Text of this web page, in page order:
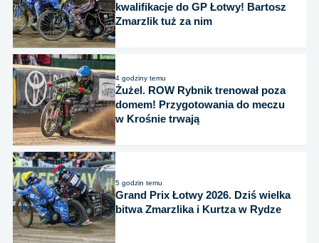
kwalifikacje do GP Łotwy! Bartosz
Zmarzlik tuż za nim
4 godziny temu
Żużel. ROW Rybnik trenował poza
domem! Przygotowania do meczu
w Krośnie trwają
5 godzin temu
Grand Prix Łotwy 2026. Dziś wielka
bitwa Zmarzlika i Kurtza w Rydze